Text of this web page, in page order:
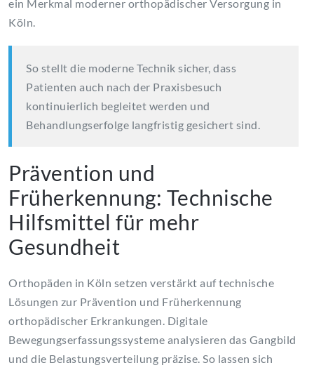
ein Merkmal moderner orthopädischer Versorgung in
Köln.
So stellt die moderne Technik sicher, dass
Patienten auch nach der Praxisbesuch
kontinuierlich begleitet werden und
Behandlungserfolge langfristig gesichert sind.
Prävention und
Früherkennung: Technische
Hilfsmittel für mehr
Gesundheit
Orthopäden in Köln setzen verstärkt auf technische
Lösungen zur Prävention und Früherkennung
orthopädischer Erkrankungen. Digitale
Bewegungserfassungssysteme analysieren das Gangbild
und die Belastungsverteilung präzise. So lassen sich